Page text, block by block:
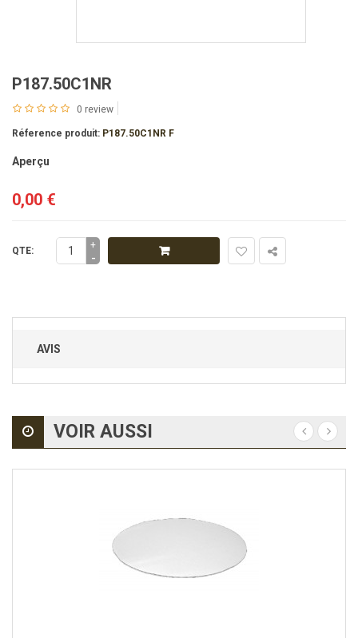
P187.50C1NR
0 review
Réference produit: P187.50C1NR F
Aperçu
0,00 €
QTE: +
-
AVIS
VOIR AUSSI